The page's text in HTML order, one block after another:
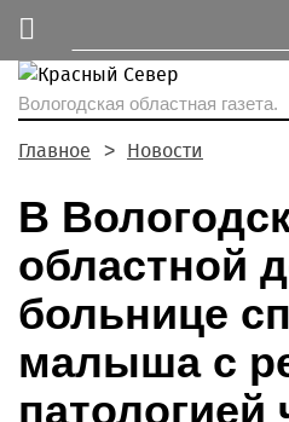
Вологодская областная газета.
Главное Новости
В
областной
больнице
малыша с
патологией